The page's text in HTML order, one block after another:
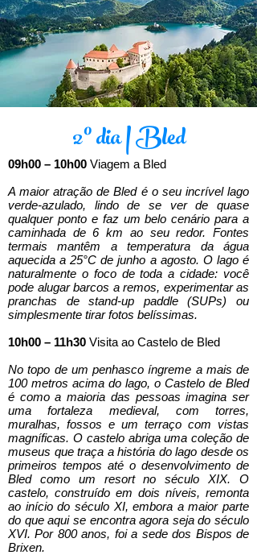
2º dia | Bled
09h00 – 10h00 Viagem a Bled
A maior atração de Bled é o seu incrível lago
verde-azulado, lindo de se ver de quase
qualquer ponto e faz um belo cenário para a
caminhada de 6 km ao seu redor. Fontes
termais mantêm a temperatura da água
aquecida a 25°C de junho a agosto. O lago é
naturalmente o foco de toda a cidade: você
pode alugar barcos a remos, experimentar as
pranchas de stand-up paddle (SUPs) ou
simplesmente tirar fotos belíssimas.
10h00 – 11h30 Visita ao Castelo de Bled
No topo de um penhasco íngreme a mais de
100 metros acima do lago, o Castelo de Bled
é como a maioria das pessoas imagina ser
uma fortaleza medieval, com torres,
muralhas, fossos e um terraço com vistas
magníficas. O castelo abriga uma coleção de
museus que traça a história do lago desde os
primeiros tempos até o desenvolvimento de
Bled como um resort no século XIX. O
castelo, construído em dois níveis, remonta
ao início do século XI, embora a maior parte
do que aqui se encontra agora seja do século
XVI. Por 800 anos, foi a sede dos Bispos de
Brixen.